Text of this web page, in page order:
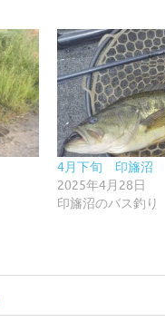
4月下旬 印旛沼
2025年4月28日
印旛沼のバス釣り